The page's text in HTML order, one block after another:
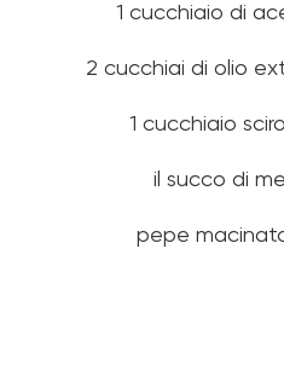
1 cucchiaio di
2 cucchiai di olio
1 cucchiaio
il succo di
pepe